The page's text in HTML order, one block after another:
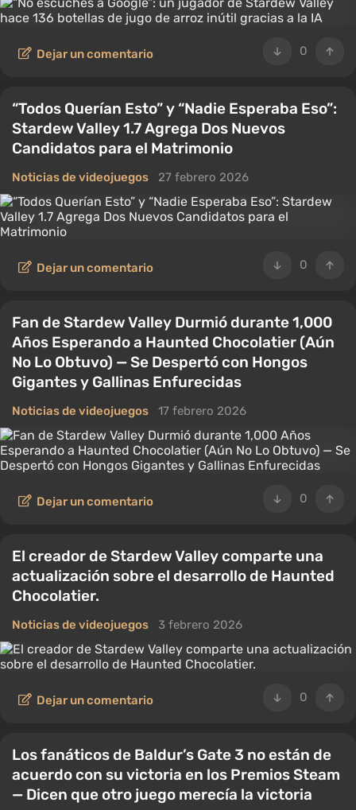
0
Dejar un comentario
“Todos Querían Esto” y “Nadie Esperaba Eso”:
Stardew Valley 1.7 Agrega Dos Nuevos
Candidatos para el Matrimonio
Noticias de videojuegos 27 febrero 2026
0
Dejar un comentario
Fan de Stardew Valley Durmió durante 1,000
Años Esperando a Haunted Chocolatier (Aún
No Lo Obtuvo) — Se Despertó con Hongos
Gigantes y Gallinas Enfurecidas
Noticias de videojuegos 17 febrero 2026
0
Dejar un comentario
El creador de Stardew Valley comparte una
actualización sobre el desarrollo de Haunted
Chocolatier.
Noticias de videojuegos 3 febrero 2026
0
Dejar un comentario
Los fanáticos de Baldur’s Gate 3 no están de
acuerdo con su victoria en los Premios Steam
— Dicen que otro juego merecía la victoria